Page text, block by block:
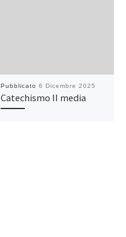
Pubblicato 6 Dicembre 2025
Catechismo II media